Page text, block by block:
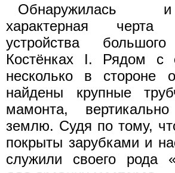
Обнаружилась
характерная черта
устройства
Костёнках I. Рядом с
несколько в стороне
найдены крупные
мамонта,
землю. Судя по тому,
покрыты зарубками и
служили своего рода